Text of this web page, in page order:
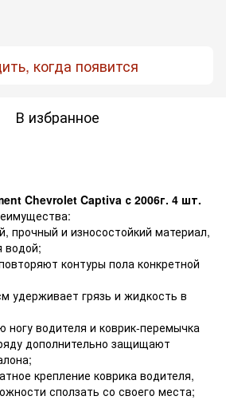
когда появится
В избранное
Chevrolet Captiva с 2006г. 4 шт.
прочный и износостойкий материал,
водой;
контуры пола конкретной
удерживает грязь и жидкость в
ногу водителя и коврик-перемычка
дополнительно защищают
крепление коврика водителя,
сползать со своего места;